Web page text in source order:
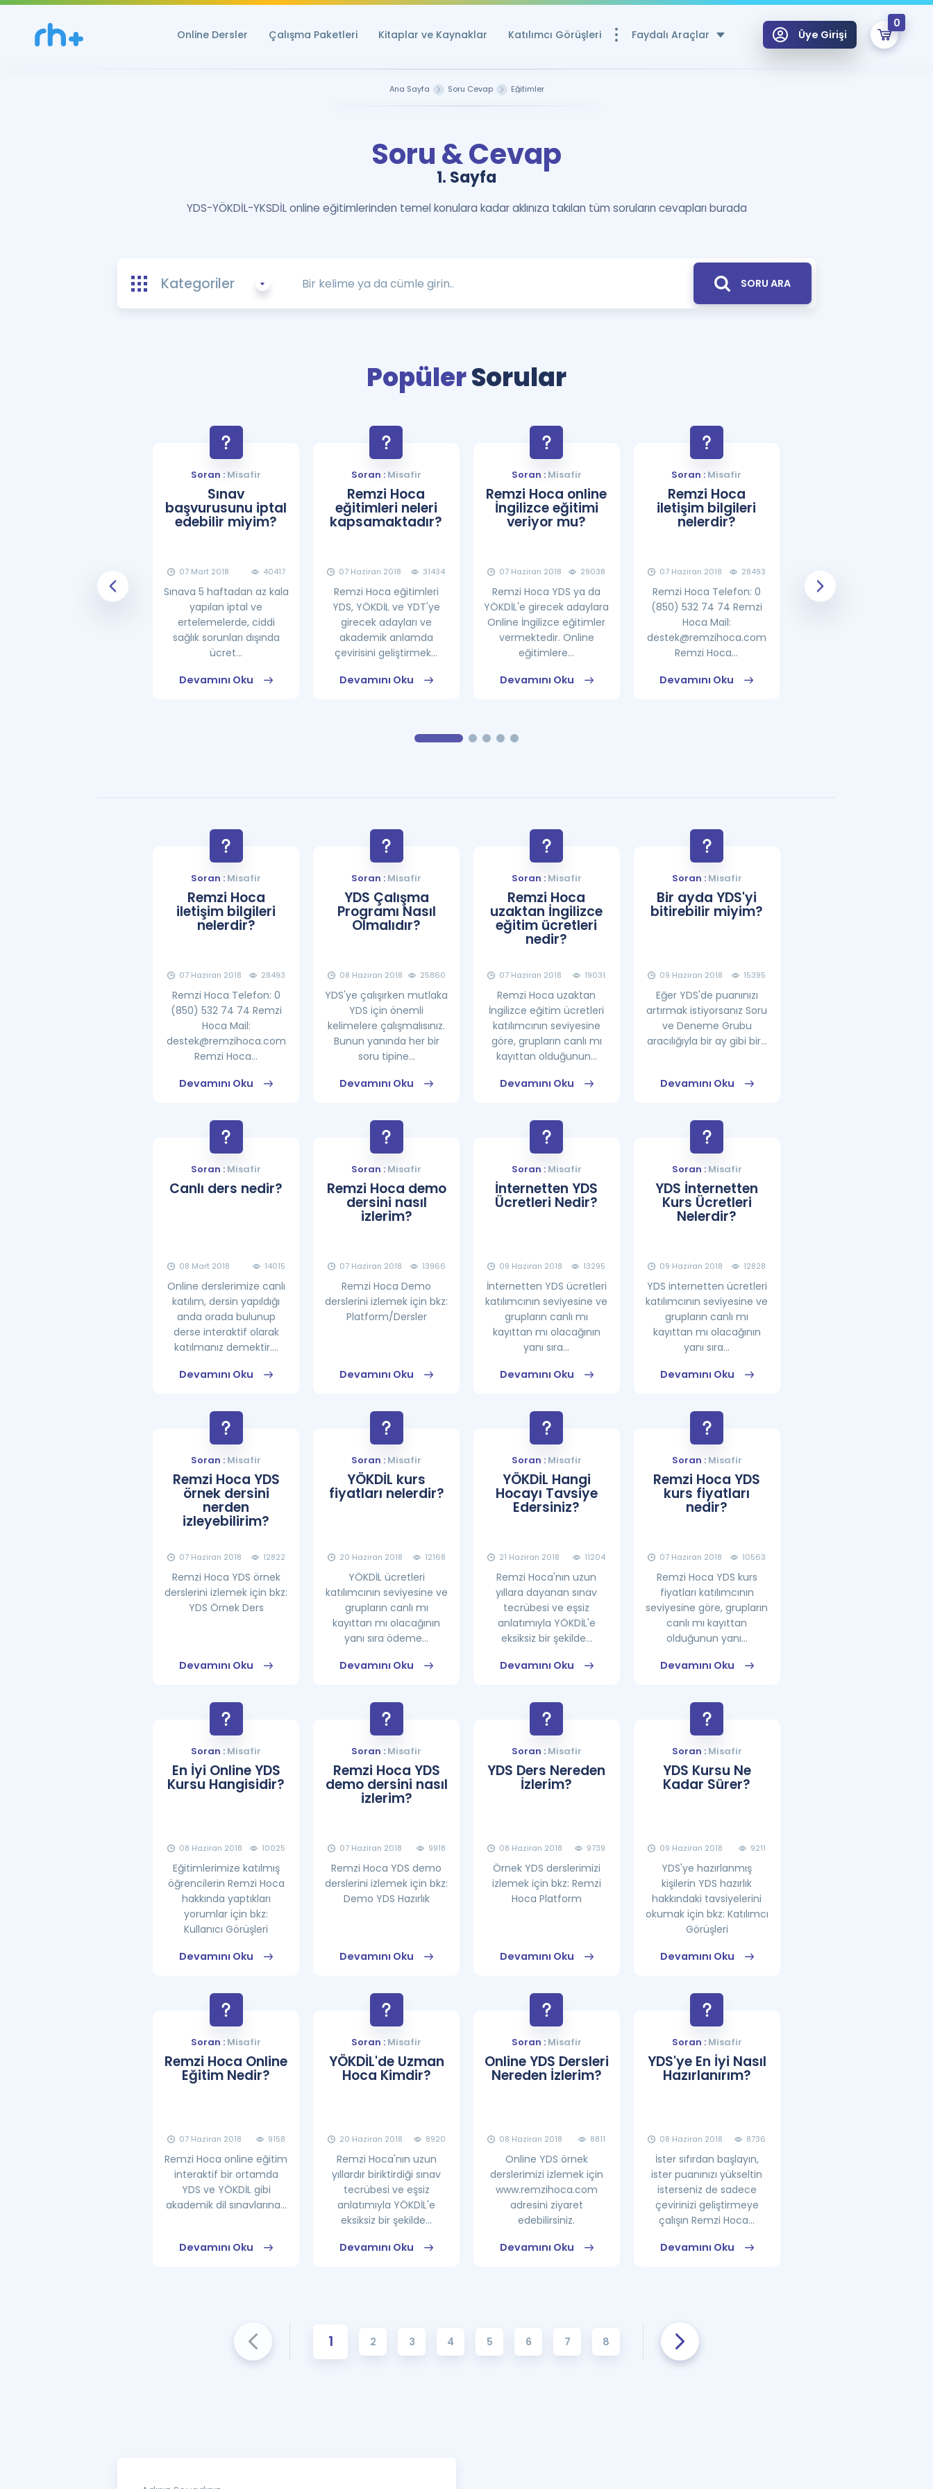
Online Dersler Çalışma Paketleri Kitaplar ve Kaynaklar Katılımcı Görüşleri Faydalı Araçlar
Ücretsiz Kaynaklar
İngilizce Sınavları için Özel Sözlük
YDS ve YÖKDİL Puan Hesaplama Aracı
Blog
İngilizce Gramer ve Konu Anlatımı
Üye Girişi
0
ÜYE DEĞİLİM
Remzi Hoca ile seni sınava hazırlayacak onlarca eğitim seni bekliyor!
Ana Sayfa Soru Cevap Eğitimler
Soru & Cevap
1. Sayfa
YDS-YÖKDİL-YKSDİL online eğitimlerinden temel konulara kadar aklınıza takılan tüm soruların cevapları burada
Kategoriler SORU ARA
PopülerSorular
Soran : Misafir
Sınav
başvurusunu iptal
edebilir miyim?
07 Mart 2018 40417
Sınava 5 haftadan az kala
yapılan iptal ve
ertelemelerde, ciddi
sağlık sorunları dışında
ücret...
Devamını Oku
Soran :Misafir
Remzi Hoca
eğitimleri neleri
kapsamaktadır?
07 Haziran 2018 31434
Remzi Hoca eğitimleri
YDS, YÖKDİL ve YDT'ye
girecek adayları ve
akademik anlamda
çevirisini geliştirmek...
Devamını Oku
Soran :Misafir
Remzi Hoca online
İngilizce eğitimi
veriyor mu?
07 Haziran 2018 29038
Remzi Hoca YDS ya da
YÖKDİL'e girecek adaylara
Online İngilizce eğitimler
vermektedir. Online
eğitimlere...
Devamını Oku
Soran : Misafir
Remzi Hoca
iletişim bilgileri
nelerdir?
07 Haziran 2018 28493
Remzi Hoca Telefon: 0
(850) 532 74 74 Remzi
Hoca Mail:
destek@remzihoca.com
Remzi Hoca...
Devamını Oku
Soran : Misafir
Remzi Hoca
iletişim bilgileri
nelerdir?
07 Haziran 2018 28493
Remzi Hoca Telefon: 0
(850) 532 74 74 Remzi
Hoca Mail:
destek@remzihoca.com
Remzi Hoca...
Devamını Oku
Soran : Misafir
YDS Çalışma
Programı Nasıl
Olmalıdır?
08 Haziran 2018 25860
YDS'ye çalışırken mutlaka
YDS için önemli
kelimelere çalışmalısınız.
Bunun yanında her bir
soru tipine...
Devamını Oku
Soran :Misafir
Remzi Hoca
uzaktan İngilizce
eğitim ücretleri
nedir?
07 Haziran 2018 19031
Remzi Hoca uzaktan
İngilizce eğitim ücretleri
katılımcının seviyesine
göre, grupların canlı mı
kayıttan olduğunun...
Devamını Oku
Soran :Misafir
Bir ayda YDS'yi
bitirebilir miyim?
09 Haziran 2018 15395
Eğer YDS'de puanınızı
artırmak istiyorsanız Soru
ve Deneme Grubu
aracılığıyla bir ay gibi bir...
Devamını Oku
Soran : Misafir
Canlı ders nedir?
08 Mart 2018 14015
Online derslerimize canlı
katılım, dersin yapıldığı
anda orada bulunup
derse interaktif olarak
katılmanız demektir....
Devamını Oku
Soran : Misafir
Remzi Hoca demo
dersini nasıl
izlerim?
07 Haziran 2018 13966
Remzi Hoca Demo
derslerini izlemek için bkz:
Platform/Dersler
Devamını Oku
Soran :Misafir
İnternetten YDS
Ücretleri Nedir?
09 Haziran 2018 13295
İnternetten YDS ücretleri
katılımcının seviyesine ve
grupların canlı mı
kayıttan mı olacağının
yanı sıra...
Devamını Oku
Soran :Misafir
YDS İnternetten
Kurs Ücretleri
Nelerdir?
09 Haziran 2018 12828
YDS internetten ücretleri
katılımcının seviyesine ve
grupların canlı mı
kayıttan mı olacağının
yanı sıra...
Devamını Oku
Soran : Misafir
Remzi Hoca YDS
örnek dersini
nerden
izleyebilirim?
07 Haziran 2018 12822
Remzi Hoca YDS örnek
derslerini izlemek için bkz:
YDS Örnek Ders
Devamını Oku
Soran : Misafir
YÖKDİL kurs
fiyatları nelerdir?
20 Haziran 2018 12168
YÖKDİL ücretleri
katılımcının seviyesine ve
grupların canlı mı
kayıttan mı olacağının
yanı sıra ödeme...
Devamını Oku
Soran :Misafir
YÖKDİL Hangi
Hocayı Tavsiye
Edersiniz?
21 Haziran 2018 11204
Remzi Hoca'nın uzun
yıllara dayanan sınav
tecrübesi ve eşsiz
anlatımıyla YÖKDİL'e
eksiksiz bir şekilde...
Devamını Oku
Soran :Misafir
Remzi Hoca YDS
kurs fiyatları
nedir?
07 Haziran 2018 10563
Remzi Hoca YDS kurs
fiyatları katılımcının
seviyesine göre, grupların
canlı mı kayıttan
olduğunun yanı...
Devamını Oku
Soran : Misafir
En İyi Online YDS
Kursu Hangisidir?
08 Haziran 2018 10025
Eğitimlerimize katılmış
öğrencilerin Remzi Hoca
hakkında yaptıkları
yorumlar için bkz:
Kullanıcı Görüşleri
Devamını Oku
Soran : Misafir
Remzi Hoca YDS
demo dersini nasıl
izlerim?
07 Haziran 2018 9918
Remzi Hoca YDS demo
derslerini izlemek için bkz:
Demo YDS Hazırlık
Devamını Oku
Soran :Misafir
YDS Ders Nereden
İzlerim?
08 Haziran 2018 9739
Örnek YDS derslerimizi
izlemek için bkz: Remzi
Hoca Platform
Devamını Oku
Soran :Misafir
YDS Kursu Ne
Kadar Sürer?
09 Haziran 2018 9211
YDS'ye hazırlanmış
kişilerin YDS hazırlık
hakkındaki tavsiyelerini
okumak için bkz: Katılımcı
Görüşleri
Devamını Oku
Soran : Misafir
Remzi Hoca Online
Eğitim Nedir?
07 Haziran 2018 9158
Remzi Hoca online eğitim
interaktif bir ortamda
YDS ve YÖKDİL gibi
akademik dil sınavlarına...
Devamını Oku
Soran : Misafir
YÖKDİL'de Uzman
Hoca Kimdir?
20 Haziran 2018 8920
Remzi Hoca'nın uzun
yıllardır biriktirdiği sınav
tecrübesi ve eşsiz
anlatımıyla YÖKDİL'e
eksiksiz bir şekilde...
Devamını Oku
Soran :Misafir
Online YDS Dersleri
Nereden İzlerim?
08 Haziran 2018 8811
Online YDS örnek
derslerimizi izlemek için
www.remzihoca.com
adresini ziyaret
edebilirsiniz.
Devamını Oku
Soran :Misafir
YDS'ye En İyi Nasıl
Hazırlanırım?
08 Haziran 2018 8736
İster sıfırdan başlayın,
ister puanınızı yükseltin
isterseniz de sadece
çevirinizi geliştirmeye
çalışın Remzi Hoca...
Devamını Oku
1 2 3 4 5 6 7 8